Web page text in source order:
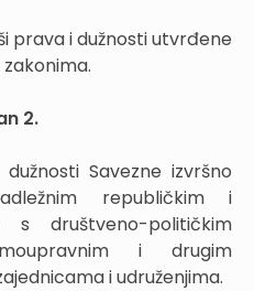
prava i dužnosti utvrđene
2.
Savezne izvršno
republičkim i
s društveno-političkim
i drugim
i udruženjima.